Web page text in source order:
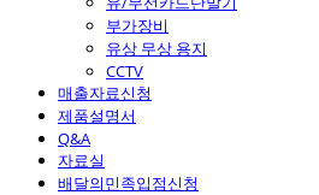
부가장비
유상 무상 용지
CCTV
매출자료신청
제품설명서
Q&A
자료실
배달의민족입점신청